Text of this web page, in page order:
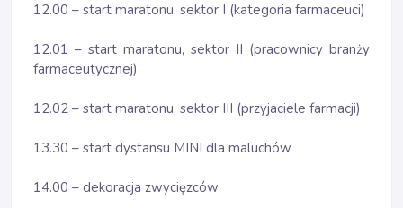
12.00 – start maratonu, sektor I (kategoria farmaceuci)
12.01 – start maratonu, sektor II (pracownicy branży
farmaceutycznej)
12.02 – start maratonu, sektor III (przyjaciele farmacji)
13.30 – start dystansu MINI dla maluchów
14.00 – dekoracja zwycięzców